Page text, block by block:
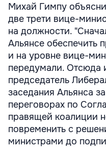
Михай Гимпу
две трети вице-
на должности.
Альянсе обеспечить
и на уровне вице-
передумали. Отсюда
председатель
заседания Альянса
переговорах по
правящей коалиции
повременить с
министрами до